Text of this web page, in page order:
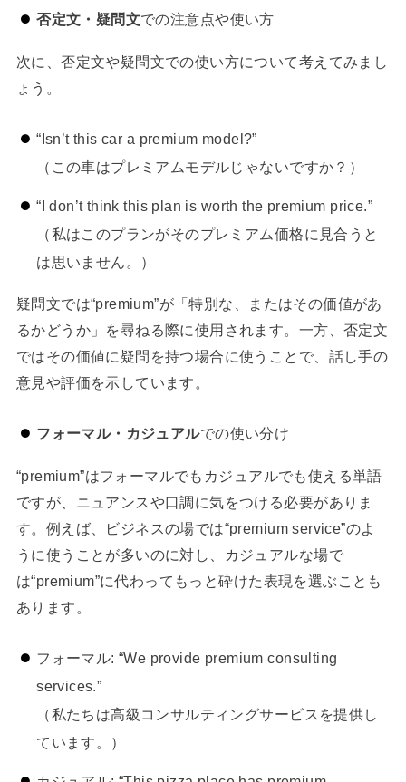
否定文・疑問文での注意点や使い方
次に、否定文や疑問文での使い方について考えてみまし
ょう。
“Isn’t this car a premium model?”
（この車はプレミアムモデルじゃないですか？）
“I don’t think this plan is worth the premium price.”
（私はこのプランがそのプレミアム価格に見合うと
は思いません。）
疑問文では“premium”が「特別な、またはその価値があ
るかどうか」を尋ねる際に使用されます。一方、否定文
ではその価値に疑問を持つ場合に使うことで、話し手の
意見や評価を示しています。
フォーマル・カジュアルでの使い分け
“premium”はフォーマルでもカジュアルでも使える単語
ですが、ニュアンスや口調に気をつける必要がありま
す。例えば、ビジネスの場では“premium service”のよ
うに使うことが多いのに対し、カジュアルな場で
は“premium”に代わってもっと砕けた表現を選ぶことも
あります。
フォーマル: “We provide premium consulting
services.”
（私たちは高級コンサルティングサービスを提供し
ています。）